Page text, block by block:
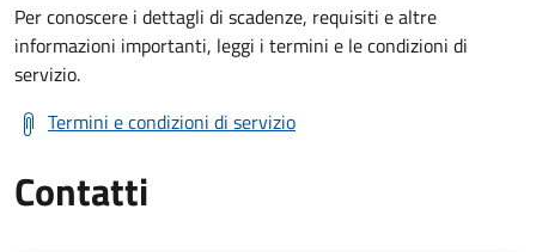
Per conoscere i dettagli di scadenze, requisiti e altre
informazioni importanti, leggi i termini e le condizioni di
servizio.
Termini e condizioni di servizio
Contatti